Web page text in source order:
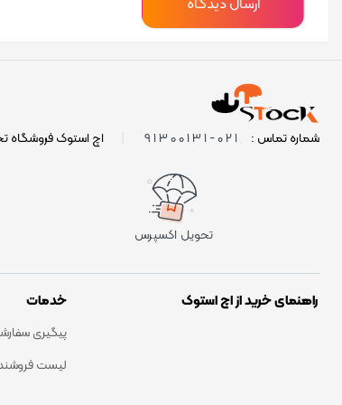
شماره تماس : 021-91300131 اچ استوک فروشگاه
تحویل اکسپرس
راهنمای خرید از اچ استوک خدمات
پیگیری
لیست